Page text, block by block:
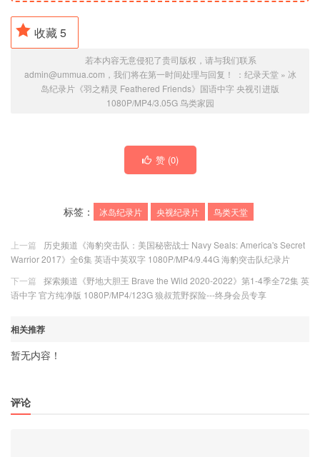
收藏5
若本内容无意侵犯了贵司版权，请与我们联系
admin@ummua.com，我们将在第一时间处理与回复！ ： 纪录天堂» 冰
岛纪录片《羽之精灵 Feathered Friends》国语中字 央视引进版
1080P/MP4/3.05G 鸟类家园
赞 (0)
标签： 冰岛纪录片 央视纪录片 鸟类天堂
上一篇
历史频道《海豹突击队：美国秘密战士 Navy Seals: America's Secret
Warrior 2017》全6集 英语中英双字 1080P/MP4/9.44G 海豹突击队纪录片
下一篇
探索频道《野地大胆王 Brave the Wild 2020-2022》第1-4季全72集 英
语中字 官方纯净版 1080P/MP4/123G 狼叔荒野探险---终身会员专享
相关推荐
暂无内容！
评论